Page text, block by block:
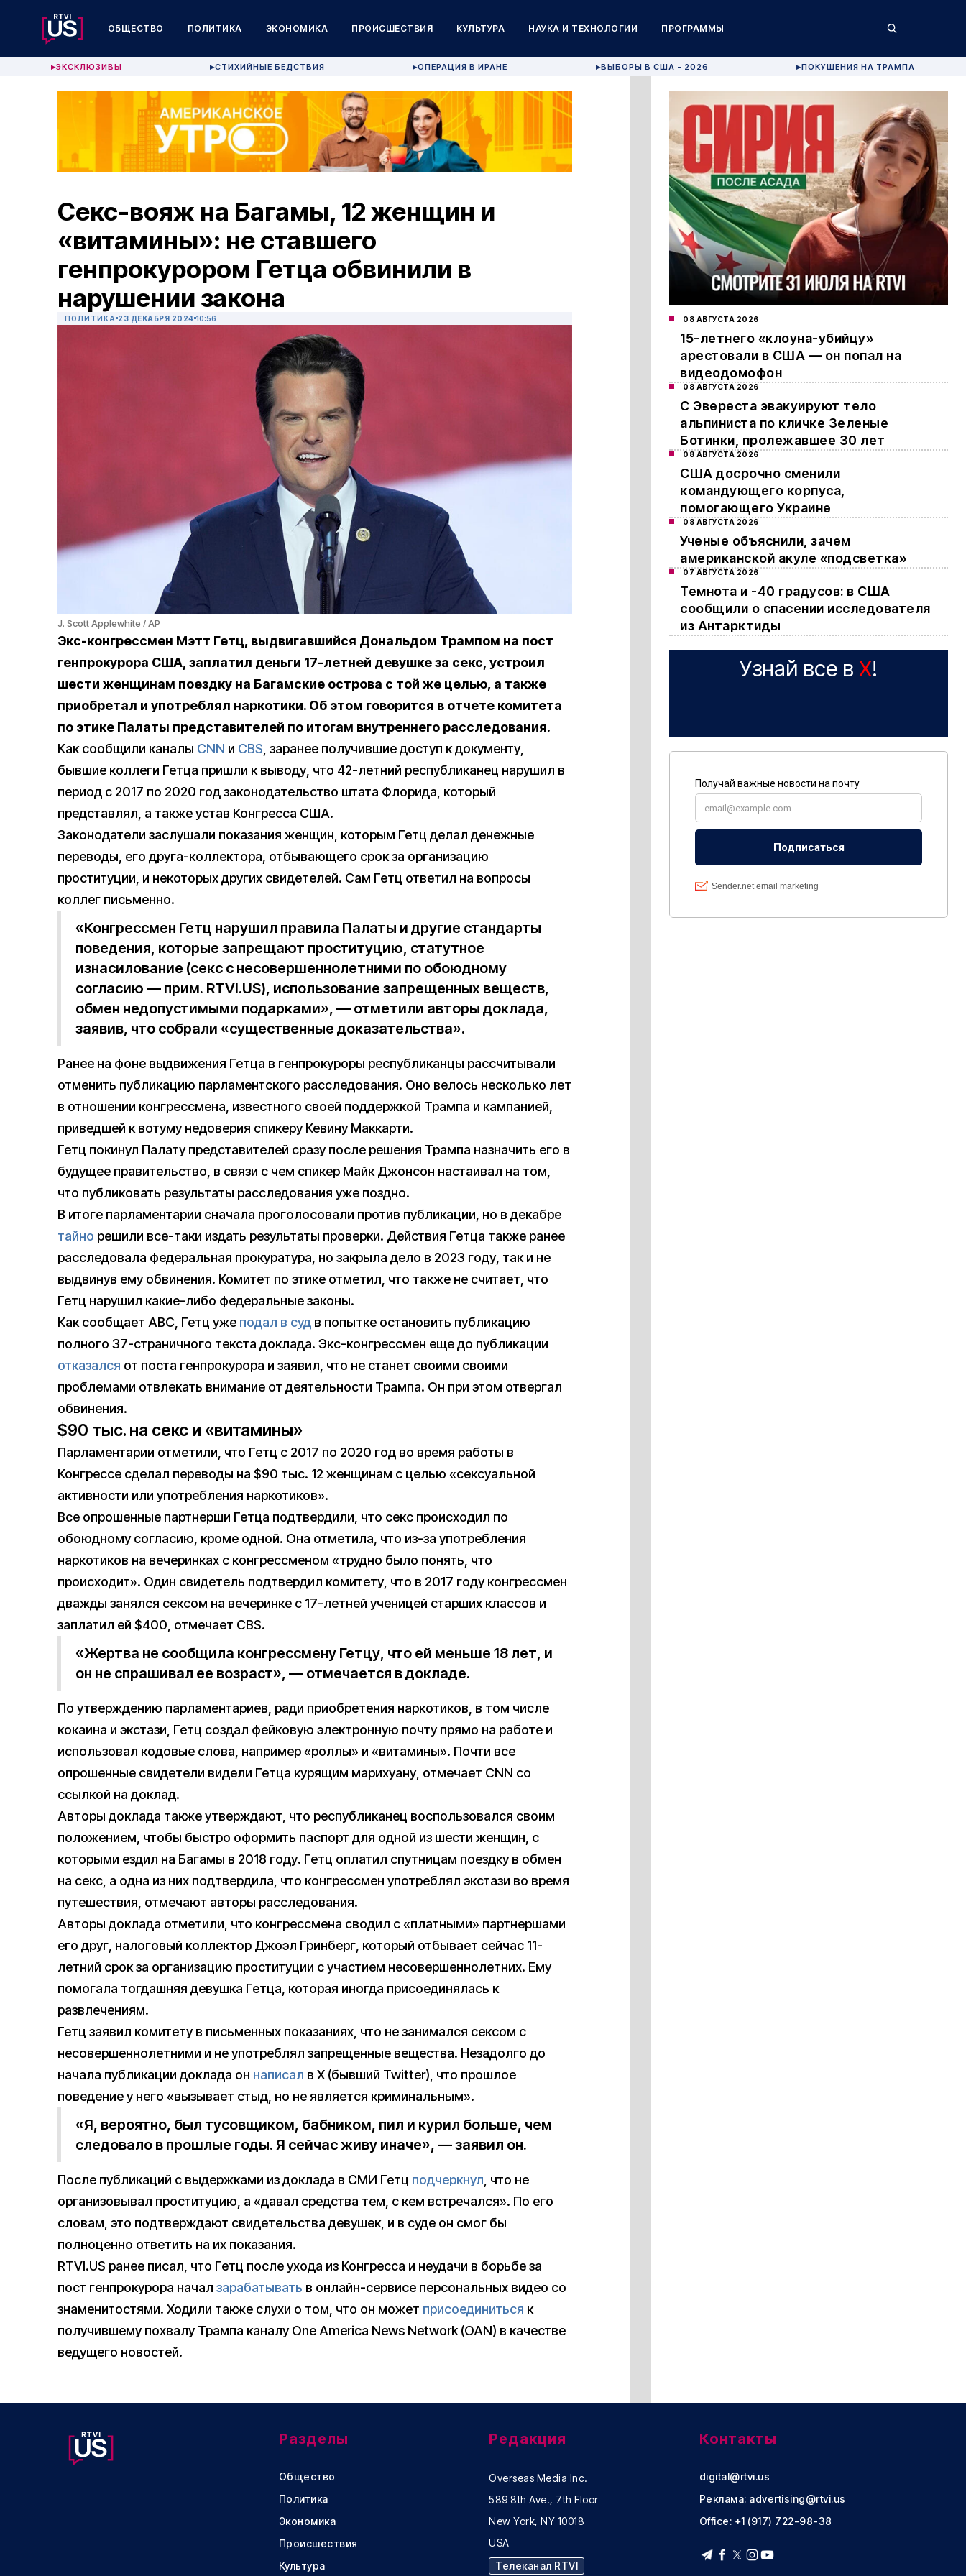
ОБЩЕСТВО ПОЛИТИКА ЭКОНОМИКА ПРОИСШЕСТВИЯ КУЛЬТУРА НАУКА И ТЕХНОЛОГИИ ПРОГРАММЫ
▶ЭКСКЛЮЗИВЫ ▶СТИХИЙНЫЕ БЕДСТВИЯ ▶ОПЕРАЦИЯ В ИРАНЕ ▶ВЫБОРЫ В США - 2026 ▶ПОКУШЕНИЯ НА ТРАМПА
Секс-вояж на Багамы, 12 женщин и
«витамины»: не ставшего
генпрокурором Гетца обвинили в
нарушении закона
ПОЛИТИКА 23 ДЕКАБРЯ 2024 10:56
J. Scott Applewhite / AP
Экс-конгрессмен Мэтт Гетц, выдвигавшийся Дональдом Трампом на пост
генпрокурора США, заплатил деньги 17-летней девушке за секс, устроил
шести женщинам поездку на Багамские острова с той же целью, а также
приобретал и употреблял наркотики. Об этом говорится в отчете комитета
по этике Палаты представителей по итогам внутреннего расследования.
Как сообщили каналы CNN и CBS, заранее получившие доступ к документу,
бывшие коллеги Гетца пришли к выводу, что 42-летний республиканец нарушил в
период с 2017 по 2020 год законодательство штата Флорида, который
представлял, а также устав Конгресса США.
Законодатели заслушали показания женщин, которым Гетц делал денежные
переводы, его друга-коллектора, отбывающего срок за организацию
проституции, и некоторых других свидетелей. Сам Гетц ответил на вопросы
коллег письменно.
«Конгрессмен Гетц нарушил правила Палаты и другие стандарты
поведения, которые запрещают проституцию, статутное
изнасилование (секс с несовершеннолетними по обоюдному
согласию — прим. RTVI.US), использование запрещенных веществ,
обмен недопустимыми подарками», — отметили авторы доклада,
заявив, что собрали «существенные доказательства».
Ранее на фоне выдвижения Гетца в генпрокуроры республиканцы рассчитывали
отменить публикацию парламентского расследования. Оно велось несколько лет
в отношении конгрессмена, известного своей поддержкой Трампа и кампанией,
приведшей к вотуму недоверия спикеру Кевину Маккарти.
Гетц покинул Палату представителей сразу после решения Трампа назначить его в
будущее правительство, в связи с чем спикер Майк Джонсон настаивал на том,
что публиковать результаты расследования уже поздно.
В итоге парламентарии сначала проголосовали против публикации, но в декабре
тайно решили все-таки издать результаты проверки. Действия Гетца также ранее
расследовала федеральная прокуратура, но закрыла дело в 2023 году, так и не
выдвинув ему обвинения. Комитет по этике отметил, что также не считает, что
Гетц нарушил какие-либо федеральные законы.
Как сообщает ABC, Гетц уже подал в суд в попытке остановить публикацию
полного 37-страничного текста доклада. Экс-конгрессмен еще до публикации
отказался от поста генпрокурора и заявил, что не станет своими своими
проблемами отвлекать внимание от деятельности Трампа. Он при этом отвергал
обвинения.
$90 тыс. на секс и «витамины»
Парламентарии отметили, что Гетц с 2017 по 2020 год во время работы в
Конгрессе сделал переводы на $90 тыс. 12 женщинам с целью «сексуальной
активности или употребления наркотиков».
Все опрошенные партнерши Гетца подтвердили, что секс происходил по
обоюдному согласию, кроме одной. Она отметила, что из-за употребления
наркотиков на вечеринках с конгрессменом «трудно было понять, что
происходит». Один свидетель подтвердил комитету, что в 2017 году конгрессмен
дважды занялся сексом на вечеринке с 17-летней ученицей старших классов и
заплатил ей $400, отмечает CBS.
«Жертва не сообщила конгрессмену Гетцу, что ей меньше 18 лет, и
он не спрашивал ее возраст», — отмечается в докладе.
По утверждению парламентариев, ради приобретения наркотиков, в том числе
кокаина и экстази, Гетц создал фейковую электронную почту прямо на работе и
использовал кодовые слова, например «роллы» и «витамины». Почти все
опрошенные свидетели видели Гетца курящим марихуану, отмечает CNN со
ссылкой на доклад.
Авторы доклада также утверждают, что республиканец воспользовался своим
положением, чтобы быстро оформить паспорт для одной из шести женщин, с
которыми ездил на Багамы в 2018 году. Гетц оплатил спутницам поездку в обмен
на секс, а одна из них подтвердила, что конгрессмен употреблял экстази во время
путешествия, отмечают авторы расследования.
Авторы доклада отметили, что конгрессмена сводил с «платными» партнершами
его друг, налоговый коллектор Джоэл Гринберг, который отбывает сейчас 11-
летний срок за организацию проституции с участием несовершеннолетних. Ему
помогала тогдашняя девушка Гетца, которая иногда присоединялась к
развлечениям.
Гетц заявил комитету в письменных показаниях, что не занимался сексом с
несовершеннолетними и не употреблял запрещенные вещества. Незадолго до
начала публикации доклада он написал в X (бывший Twitter), что прошлое
поведение у него «вызывает стыд, но не является криминальным».
«Я, вероятно, был тусовщиком, бабником, пил и курил больше, чем
следовало в прошлые годы. Я сейчас живу иначе», — заявил он.
После публикаций с выдержками из доклада в СМИ Гетц подчеркнул, что не
организовывал проституцию, а «давал средства тем, с кем встречался». По его
словам, это подтверждают свидетельства девушек, и в суде он смог бы
полноценно ответить на их показания.
RTVI.US ранее писал, что Гетц после ухода из Конгресса и неудачи в борьбе за
пост генпрокурора начал зарабатывать в онлайн-сервисе персональных видео со
знаменитостями. Ходили также слухи о том, что он может присоединиться к
получившему похвалу Трампа каналу One America News Network (OAN) в качестве
ведущего новостей.
08 АВГУСТА 2026
15-летнего «клоуна-убийцу»
арестовали в США — он попал на
видеодомофон
08 АВГУСТА 2026
С Эвереста эвакуируют тело
альпиниста по кличке Зеленые
Ботинки, пролежавшее 30 лет
08 АВГУСТА 2026
США досрочно сменили
командующего корпуса,
помогающего Украине
08 АВГУСТА 2026
Ученые объяснили, зачем
американской акуле «подсветка»
07 АВГУСТА 2026
Темнота и -40 градусов: в США
сообщили о спасении исследователя
из Антарктиды
Узнай все в X!
Разделы
Общество
Политика
Экономика
Происшествия
Культура
Редакция
Overseas Media Inc.
589 8th Ave., 7th Floor
New York, NY 10018
USA
Телеканал RTVI
Контакты
digital@rtvi.us
Реклама: advertising@rtvi.us
Office: +1 (917) 722-98-38